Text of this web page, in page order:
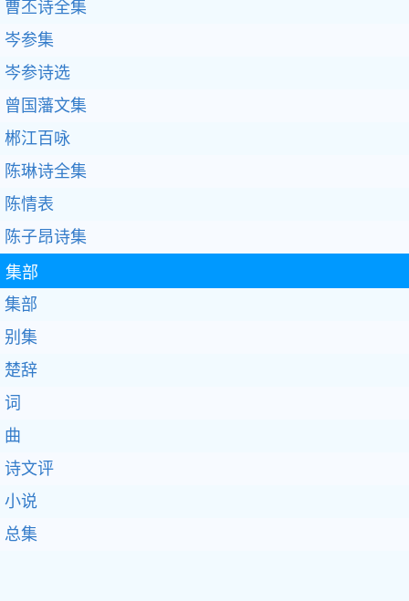
曹丕诗全集
岑参集
岑参诗选
曾国藩文集
郴江百咏
陈琳诗全集
陈情表
陈子昂诗集
集部
集部
别集
楚辞
词
曲
诗文评
小说
总集